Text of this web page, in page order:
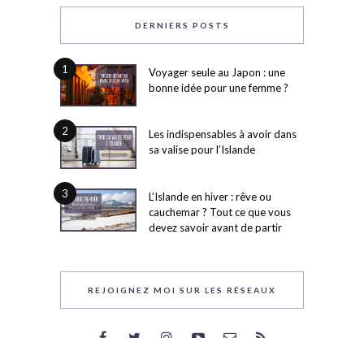
DERNIERS POSTS
1
Voyager seule au Japon : une
bonne idée pour une femme ?
2
Les indispensables à avoir dans
sa valise pour l’Islande
3
L’Islande en hiver : rêve ou
cauchemar ? Tout ce que vous
devez savoir avant de partir
REJOIGNEZ MOI SUR LES RÉSEAUX